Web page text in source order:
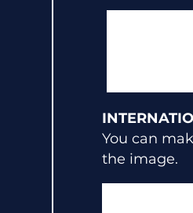
You can
the image.